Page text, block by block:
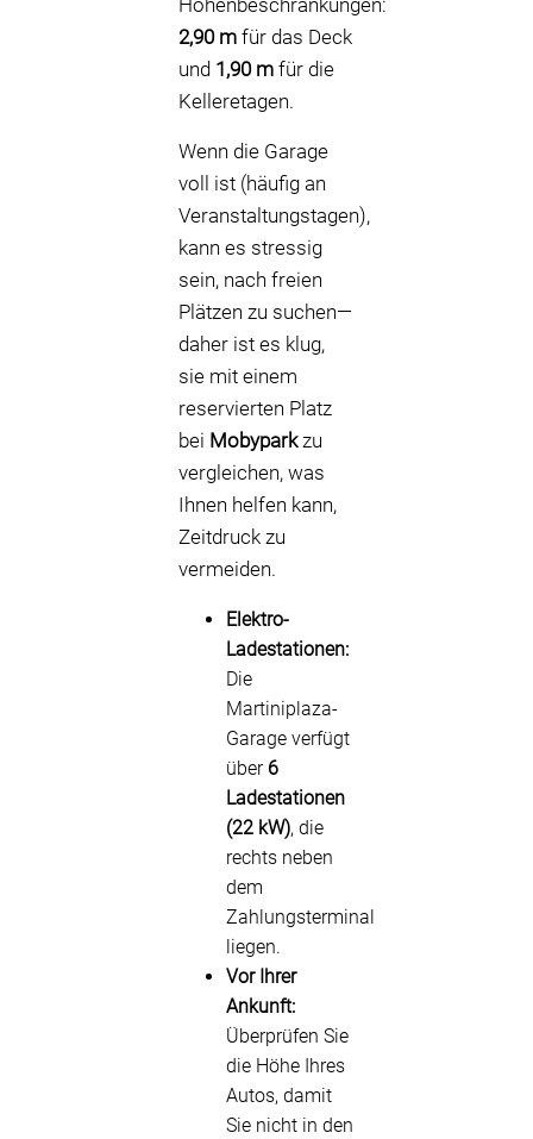
Höhenbeschränkungen:
2,90 m für das Deck
und 1,90 m für die
Kelleretagen.
Wenn die Garage
voll ist (häufig an
Veranstaltungstagen),
kann es stressig
sein, nach freien
Plätzen zu suchen—
daher ist es klug,
sie mit einem
reservierten Platz
bei Mobyparkzu
vergleichen, was
Ihnen helfen kann,
Zeitdruck zu
vermeiden.
Elektro-
Ladestationen:
Die
Martiniplaza-
Garage verfügt
über 6
Ladestationen
(22 kW), die
rechts neben
dem
Zahlungsterminal
liegen.
Vor Ihrer
Ankunft:
Überprüfen Sie
die Höhe Ihres
Autos, damit
Sie nicht in den